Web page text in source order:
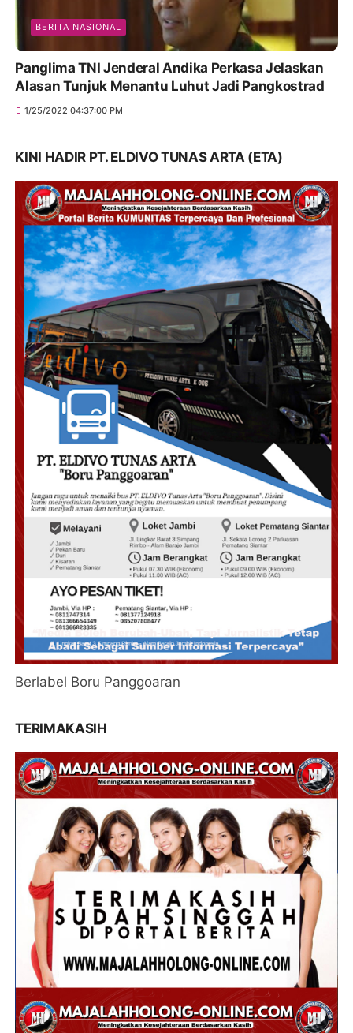
BERITA NASIONAL
Panglima TNI Jenderal Andika Perkasa Jelaskan
Alasan Tunjuk Menantu Luhut Jadi Pangkostrad
1/25/2022 04:37:00 PM
KINI HADIR PT. ELDIVO TUNAS ARTA (ETA)
Berlabel Boru Panggoaran
TERIMAKASIH